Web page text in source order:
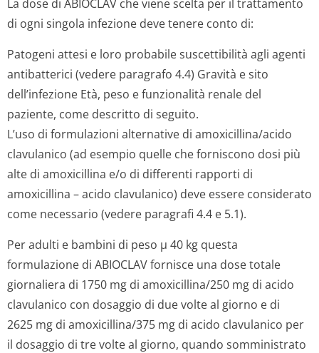
La dose di ABIOCLAV che viene scelta per il trattamento
di ogni singola infezione deve tenere conto di:
Patogeni attesi e loro probabile suscettibilità agli agenti
antibatterici (vedere paragrafo 4.4) Gravità e sito
dell’infezione Età, peso e funzionalità renale del
paziente, come descritto di seguito.
L’uso di formulazioni alternative di amoxicillina/acido
clavulanico (ad esempio quelle che forniscono dosi più
alte di amoxicillina e/o di differenti rapporti di
amoxicillina – acido clavulanico) deve essere considerato
come necessario (vedere paragrafi 4.4 e 5.1).
Per adulti e bambini di peso µ 40 kg questa
formulazione di ABIOCLAV fornisce una dose totale
giornaliera di 1750 mg di amoxicillina/250 mg di acido
clavulanico con dosaggio di due volte al giorno e di
2625 mg di amoxicillina/375 mg di acido clavulanico per
il dosaggio di tre volte al giorno, quando somministrato